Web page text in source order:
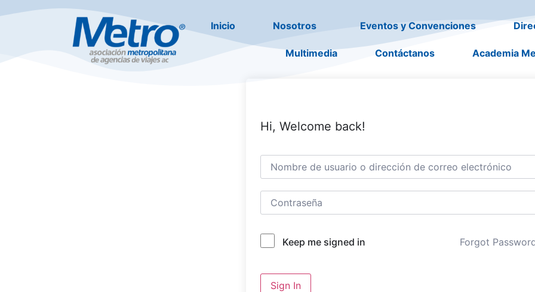
Inicio Nosotros Eventos y Convenciones
Multimedia Contáctanos Academia
Hi, Welcome back!
Keep me signed in Forgot
Sign In